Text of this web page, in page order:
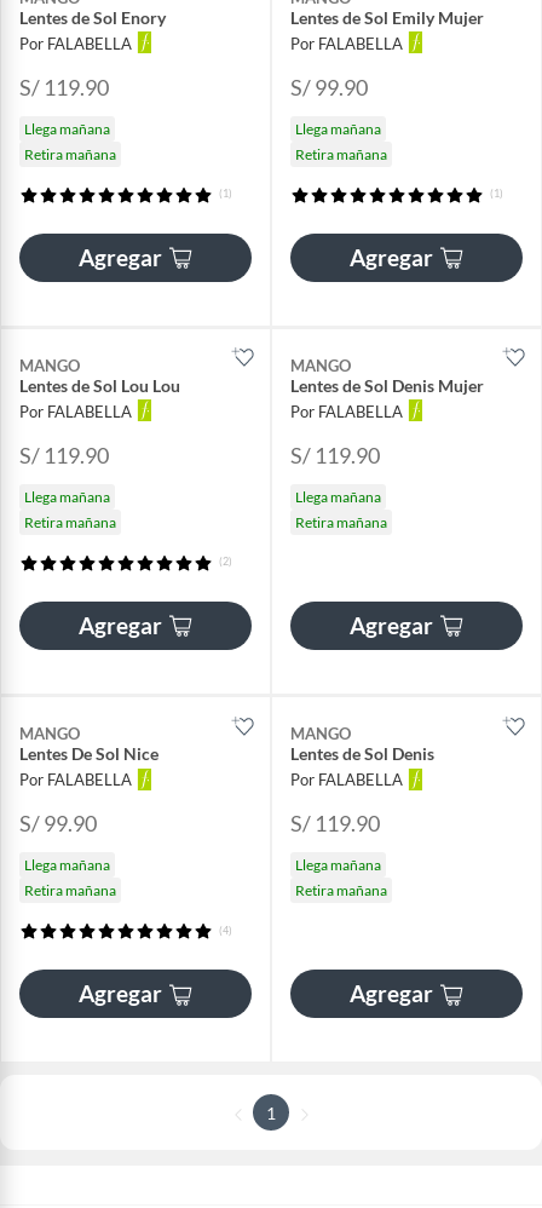
Lentes de Sol Enory
Por FALABELLA
S/ 119.90
Llega mañana
Retira mañana
(1)
Agregar
Lentes de Sol Emily Mujer
Por FALABELLA
S/ 99.90
Llega mañana
Retira mañana
(1)
Agregar
MANGO
Lentes de Sol Lou Lou
Por FALABELLA
S/ 119.90
Llega mañana
Retira mañana
(2)
Agregar
MANGO
Lentes de Sol Denis Mujer
Por FALABELLA
S/ 119.90
Llega mañana
Retira mañana
Agregar
MANGO
Lentes De Sol Nice
Por FALABELLA
S/ 99.90
Llega mañana
Retira mañana
(4)
Agregar
MANGO
Lentes de Sol Denis
Por FALABELLA
S/ 119.90
Llega mañana
Retira mañana
Agregar
1